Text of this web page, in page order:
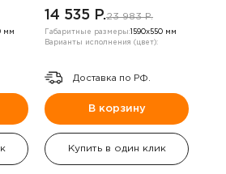
мм
14 535 P.23 983 P.
Габаритные размеры: 1590х550 мм
Варианты исполнения (цвет):
Доставка по РФ.
В корзину
Купить в один клик